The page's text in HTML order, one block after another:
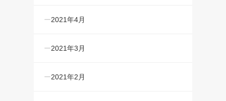
2021年4月
2021年3月
2021年2月